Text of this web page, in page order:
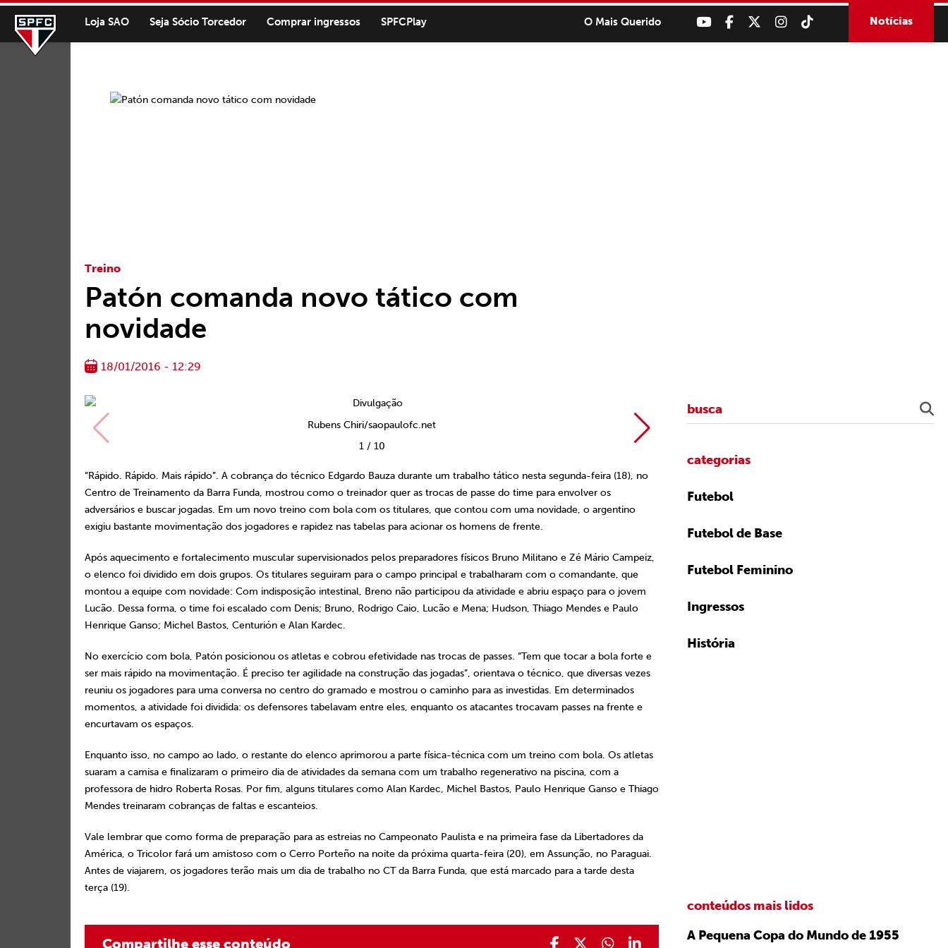
Loja SAO Seja Sócio Torcedor Comprar ingressos SPFCPlay O Mais Querido Notícias
Treino
Patón comanda novo tático com
novidade
18/01/2016 - 12:29
Rubens Chiri/saopaulofc.net
Rubens Chiri/
1/ 10
“Rápido. Rápido. Mais rápido”. A cobrança do técnico Edgardo Bauza durante um trabalho tático nesta segunda-feira (18), no
Centro de Treinamento da Barra Funda, mostrou como o treinador quer as trocas de passe do time para envolver os
adversários e buscar jogadas. Em um novo treino com bola com os titulares, que contou com uma novidade, o argentino
exigiu bastante movimentação dos jogadores e rapidez nas tabelas para acionar os homens de frente.
Após aquecimento e fortalecimento muscular supervisionados pelos preparadores físicos Bruno Militano e Zé Mário Campeiz,
o elenco foi dividido em dois grupos. Os titulares seguiram para o campo principal e trabalharam com o comandante, que
montou a equipe com novidade: Com indisposição intestinal, Breno não participou da atividade e abriu espaço para o jovem
Lucão. Dessa forma, o time foi escalado com Denis; Bruno, Rodrigo Caio, Lucão e Mena; Hudson, Thiago Mendes e Paulo
Henrique Ganso; Michel Bastos, Centurión e Alan Kardec.
No exercício com bola, Patón posicionou os atletas e cobrou efetividade nas trocas de passes. “Tem que tocar a bola forte e
ser mais rápido na movimentação. É preciso ter agilidade na construção das jogadas”, orientava o técnico, que diversas vezes
reuniu os jogadores para uma conversa no centro do gramado e mostrou o caminho para as investidas. Em determinados
momentos, a atividade foi dividida: os defensores tabelavam entre eles, enquanto os atacantes trocavam passes na frente e
encurtavam os espaços.
Enquanto isso, no campo ao lado, o restante do elenco aprimorou a parte física-técnica com um treino com bola. Os atletas
suaram a camisa e finalizaram o primeiro dia de atividades da semana com um trabalho regenerativo na piscina, com a
professora de hidro Roberta Rosas. Por fim, alguns titulares como Alan Kardec, Michel Bastos, Paulo Henrique Ganso e Thiago
Mendes treinaram cobranças de faltas e escanteios.
Vale lembrar que como forma de preparação para as estreias no Campeonato Paulista e na primeira fase da Libertadores da
América, o Tricolor fará um amistoso com o Cerro Porteño na noite da próxima quarta-feira (20), em Assunção, no Paraguai.
Antes de viajarem, os jogadores terão mais um dia de trabalho no CT da Barra Funda, que está marcado para a tarde desta
terça (19).
Compartilhe esse conteúdo
categorias
Futebol
Futebol de Base
Futebol Feminino
Ingressos
História
conteúdos mais lidos
A Pequena Copa do Mundo de 1955